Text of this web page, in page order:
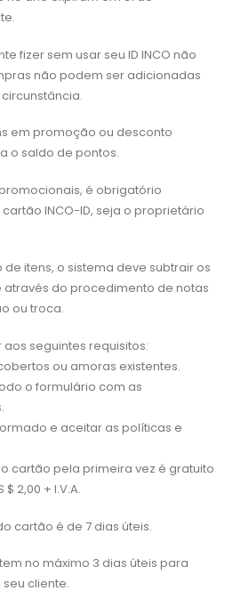
fizer sem usar seu ID INCO não
não podem ser adicionadas
em promoção ou desconto
o saldo de pontos.
é obrigatório
INCO-ID, seja o proprietário
de itens, o sistema deve subtrair os
do procedimento de notas
ou troca.
aos seguintes requisitos:
ou amoras existentes.
o formulário com as
e aceitar as políticas e
o cartão pela primeira vez é gratuito
2,00 + I.V.A.
cartão é de 7 dias úteis.
no máximo 3 dias úteis para
cliente.